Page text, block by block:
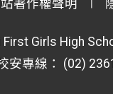
著作權聲明
First Girls High
線： (02)